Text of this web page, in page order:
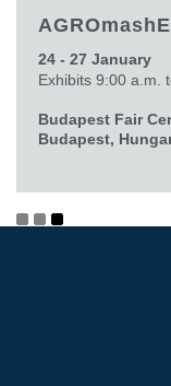
24 - 27 January
Exhibits 9:00 a.m.
Budapest Fair
Budapest,